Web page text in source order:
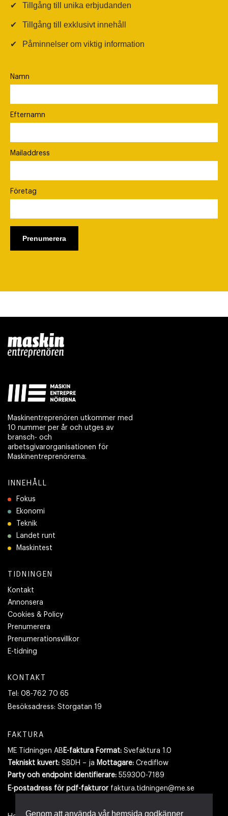
✔ Tillgång till unika erbjudanden
✔ Tillgång till exklusivt innehåll
✔ Påminnelser om viktig information
Namn
Efternamn
Mailaddress
Företag
Maskinentreprenören utkommer med
10 nummer per år och utges av
bransch- och
arbetsgivarorganisationen för
Maskinentreprenörerna.
INNEHÅLL
Fokus
Ekonomi
Teknik
Landet runt
Maskintest
TIDNINGEN
Kontakt
Annonsera
Cookies & Policy
Prenumerera
Prenumerationsvillkor
E-tidning
KONTAKT
Tel: 08-762 70 65
Besöksadress: Storgatan 19
FAKTURA
ME Tidningen AB E-faktura Format: Svefaktura 1.0
Tekniskt kuvert: SBDH – ja Mottagare: Crediflow
Party och endpoint identifierare: 559300-7189
E-postadress för pdf-fakturor faktura.tidningen@me.se
Genom att använda vår hemsida godkänner